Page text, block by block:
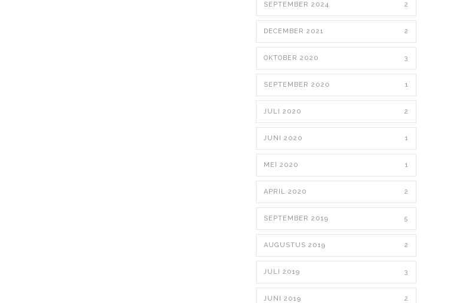
SEPTEMBER 2024 2
DECEMBER 2021 2
OKTOBER 2020 3
SEPTEMBER 2020 1
JULI 2020 2
JUNI 2020 1
MEI 2020 1
APRIL 2020 2
SEPTEMBER 2019 5
AUGUSTUS 2019 2
JULI 2019 3
JUNI 2019 2